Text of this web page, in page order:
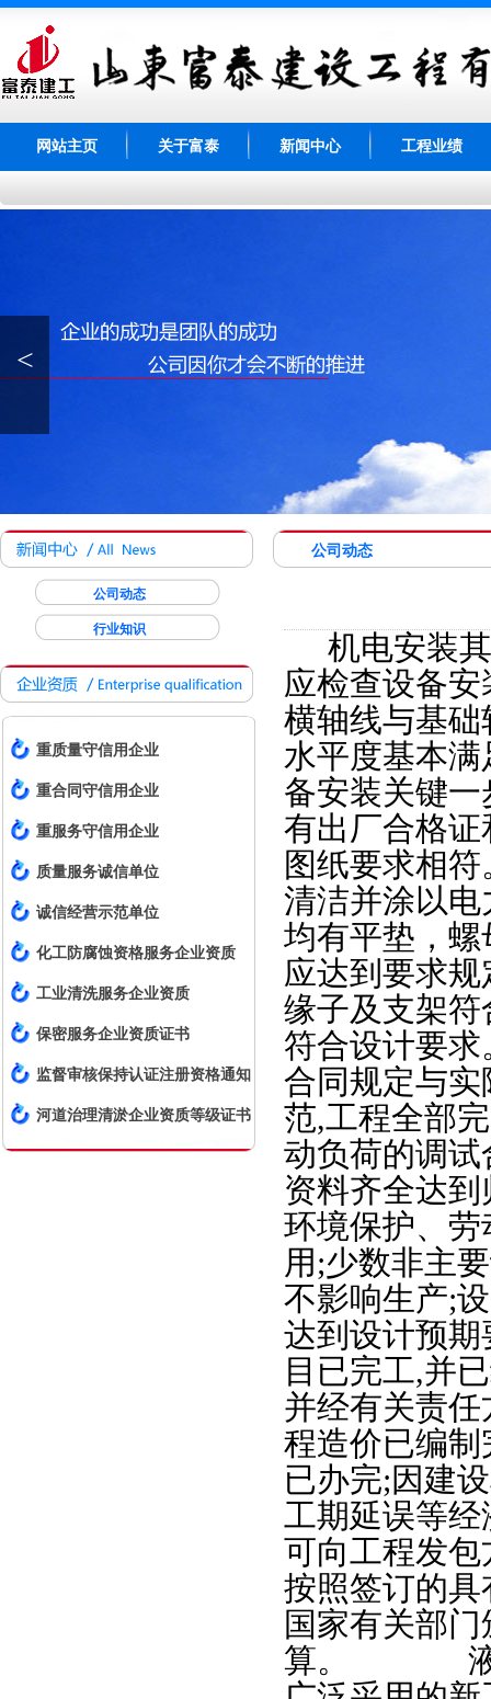
网站主页 关于富泰 新闻中心 工程业绩
<
公司动态
行业知识
重质量守信用企业
重合同守信用企业
重服务守信用企业
质量服务诚信单位
诚信经营示范单位
化工防腐蚀资格服务企业资质
工业清洗服务企业资质
保密服务企业资质证书
监督审核保持认证注册资格通知
书 河道治理清淤企业资质等级证书
公司动态
机电安装其
应检查设备
横轴线与基
水平度基本
备安装关键
有出厂合格
图纸要求相
清洁并涂以
均有平垫，
应达到要求
缘子及支架
符合设计要
合同规定与
范,工程全部
动负荷的调
资料齐全达
环境保护、
用;少数非主
不影响生产;
达到设计预
目已完工,并
并经有关责
程造价已编
已办完;因建
工期延误等
可向工程发
按照签订的
国家有关部
算。 液压